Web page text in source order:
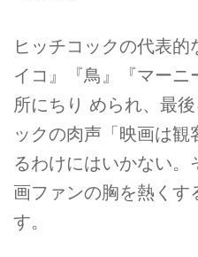
ヒッチコックの代表
イコ』『鳥』『マー
所にちり められ、最
ックの肉声「映画は観
るわけにはいかない。
画ファンの胸を熱くす
す。